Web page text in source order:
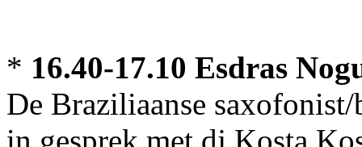
* 16.40-17.10 Esdras
De Braziliaanse